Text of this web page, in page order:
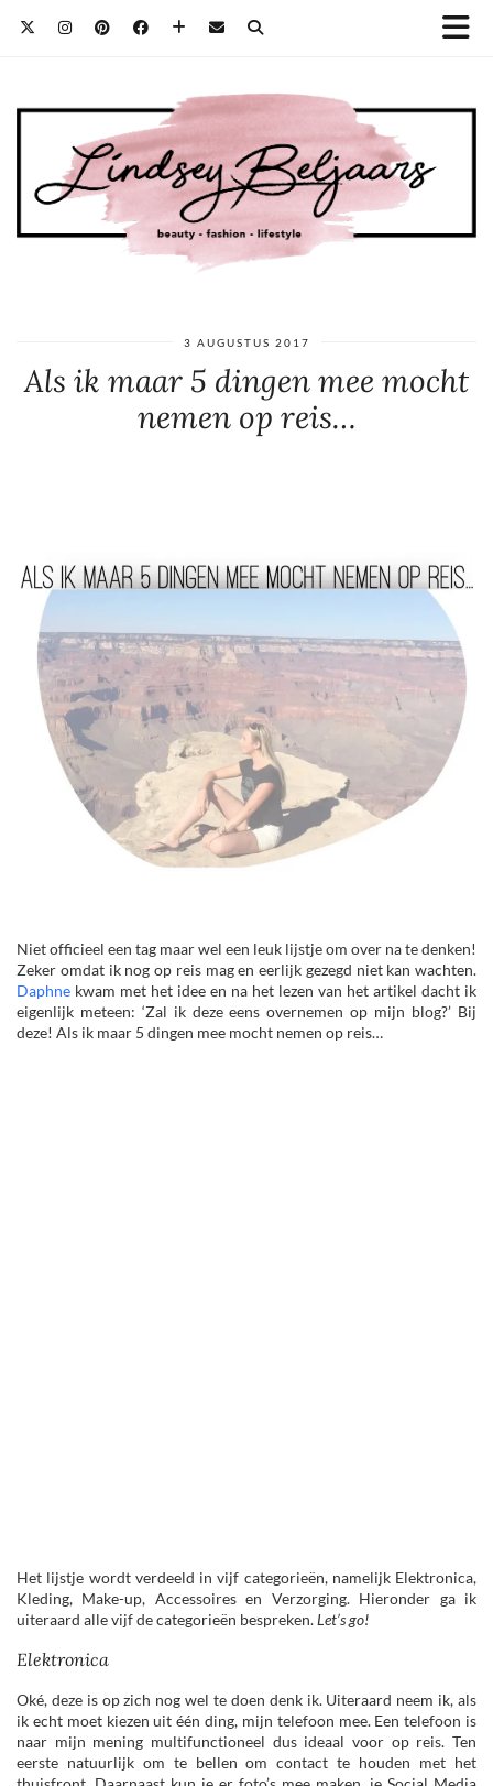
3 AUGUSTUS 2017
Als ik maar 5 dingen mee mocht
nemen op reis…
Niet officieel een tag maar wel een leuk lijstje om over na te denken!
Zeker omdat ik nog op reis mag en eerlijk gezegd niet kan wachten.
Daphne kwam met het idee en na het lezen van het artikel dacht ik
eigenlijk meteen: ‘Zal ik deze eens overnemen op mijn blog?’ Bij
deze! Als ik maar 5 dingen mee mocht nemen op reis…
Het lijstje wordt verdeeld in vijf categorieën, namelijk Elektronica,
Kleding, Make-up, Accessoires en Verzorging. Hieronder ga ik
uiteraard alle vijf de categorieën bespreken.Let’s go!
Elektronica
Oké, deze is op zich nog wel te doen denk ik. Uiteraard neem ik, als
ik echt moet kiezen uit één ding, mijn telefoon mee. Een telefoon is
naar mijn mening multifunctioneel dus ideaal voor op reis. Ten
eerste natuurlijk om te bellen om contact te houden met het